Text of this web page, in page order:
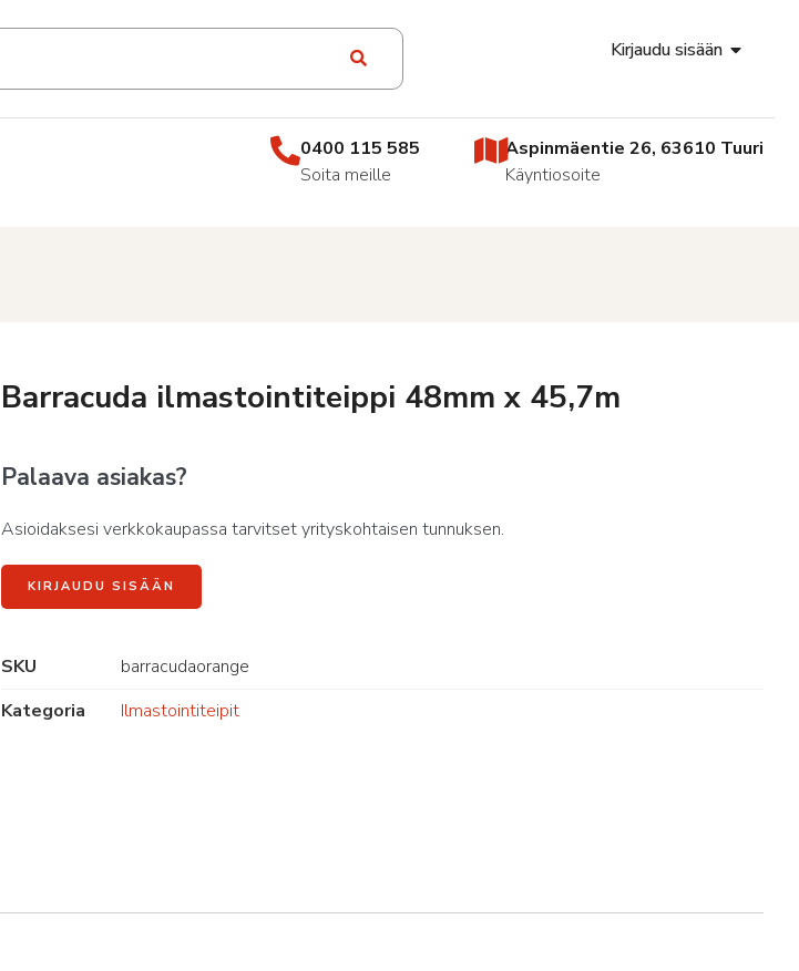
Kirjaudu sisään
0400 115 585
Soita meille
Aspinmäentie 26, 63610 Tuuri
Käyntiosoite
Barracuda ilmastointiteippi 48mm x 45,7m
Palaava asiakas?
Asioidaksesi verkkokaupassa tarvitset yrityskohtaisen tunnuksen.
KIRJAUDU SISÄÄN
SKU
barracudaorange
Kategoria
Ilmastointiteipit